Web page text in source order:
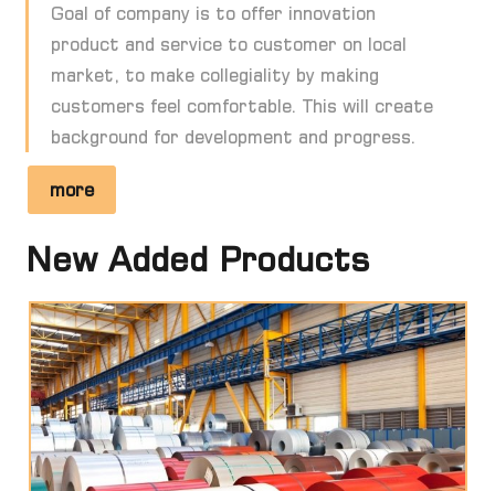
Goal of company is to offer innovation
product and service to customer on local
market, to make collegiality by making
customers feel comfortable. This will create
background for development and progress.
more
New Added Products